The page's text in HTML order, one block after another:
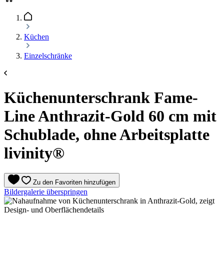
Küchen
Einzelschränke
Küchenunterschrank Fame-
Line Anthrazit-Gold 60 cm mit
Schublade, ohne Arbeitsplatte
livinity®
Zu den Favoriten hinzufügen
Bildergalerie überspringen